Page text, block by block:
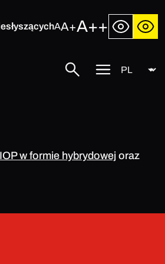
AA+A++
SzukajPrzycisk
Język
w formie hybrydowej oraz